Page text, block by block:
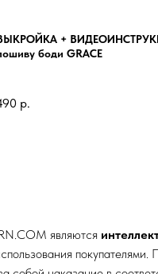
+
боди GRACE
р.
являются